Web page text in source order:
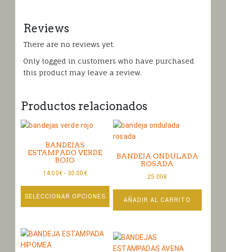
Reviews
There are no reviews yet.
Only logged in customers who have purchased
this product may leave a review.
Productos relacionados
BANDEJAS
ESTAMPADO VERDE
ROJO
14.00€ - 30.00 €Rango
precios:
desde
SELECCIONAR OPCIONES
tiene
múltiples
BANDEJA ONDULADA
ROSADA
25.00€
AÑADIR AL CARRITO